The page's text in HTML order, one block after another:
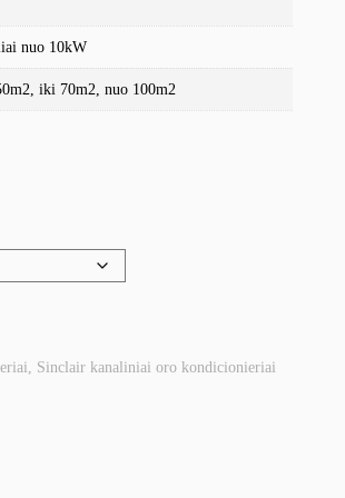
nuo 10kW
iki 70m2, nuo 100m2
Sinclair kanaliniai oro kondicionieriai